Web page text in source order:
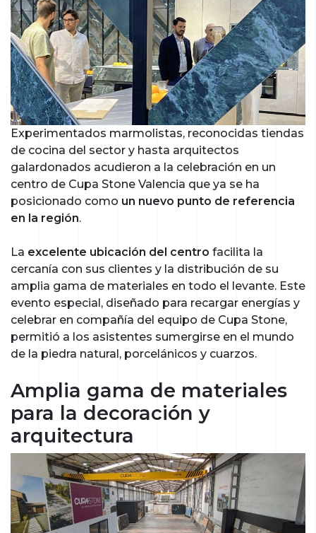
Experimentados marmolistas, reconocidas tiendas
de cocina del sector y hasta arquitectos
galardonados acudieron a la celebración en un
centro de Cupa Stone Valencia que ya se ha
posicionado como un nuevo punto de referencia
en la región.
La excelente ubicación del centro facilita la
cercanía con sus clientes y la distribución de su
amplia gama de materiales en todo el levante. Este
evento especial, diseñado para recargar energías y
celebrar en compañía del equipo de Cupa Stone,
permitió a los asistentes sumergirse en el mundo
de la piedra natural, porcelánicos y cuarzos.
Amplia gama de materiales
para la decoración y
arquitectura